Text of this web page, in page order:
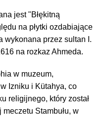
jest "Błękitną
na płytki ozdabiające
wykonana przez sultan I.
na rozkaz Ahmeda.
w muzeum,
Izniku i Kütahya, co
religijnego, który został
meczetu Stambułu, w